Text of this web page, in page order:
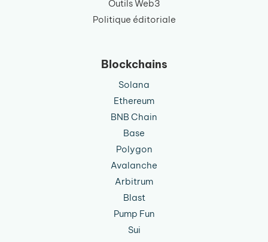
Outils Web3
Politique éditoriale
Blockchains
Solana
Ethereum
BNB Chain
Base
Polygon
Avalanche
Arbitrum
Blast
Pump Fun
Sui